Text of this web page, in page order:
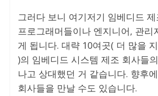
그러다 보니 여기저기 임베디드
프로그래머들이나 엔지니어, 관리
게 됩니다. 대략 10여곳( 더 많을
)의 임베디드 시스템 제조 회사들
나고 상대했던 거 같습니다. 향후
회사들을 만날 수도 있습니다.